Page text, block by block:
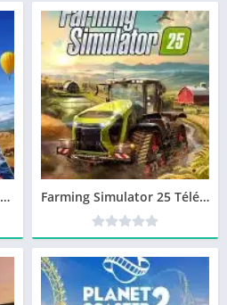
Microsoft Flight Simulator 2024 Télécharger jeu PC Farming Simulator 25 Télécharger jeu PC